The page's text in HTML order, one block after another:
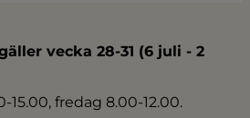
vecka 28-31 (6 juli - 2
fredag 8.00-12.00.